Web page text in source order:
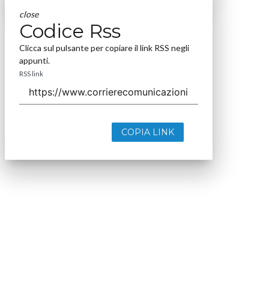
close
Codice Rss
Clicca sul pulsante per copiare il link RSS negli
appunti.
RSS link
COPIA LINK